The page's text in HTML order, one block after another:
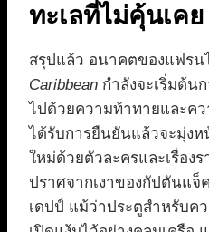
ทะเลที่ไม่คุ้นเคย
สรุปแล้ว อนาคตของแฟรน
Caribbean กำลังจะเริ่มต้น
ไปด้วยความท้าทายและค
ได้รับการยืนยันแล้วจะมุ่ง
ใหม่ด้วยตัวละครและเรื่อง
ปราศจากเงาของกัปตันแ
เดปป์ แม้ว่าประตูสำหรับค